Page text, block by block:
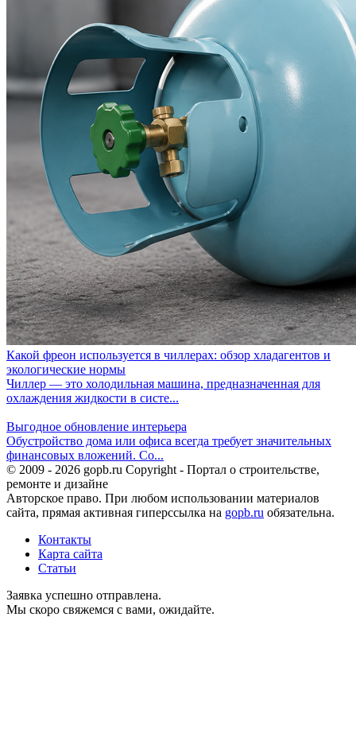
Какой фреон используется в чиллерах: обзор хладагентов и
экологические нормы
Чиллер — это холодильная машина, предназначенная для
охлаждения жидкости в систе...
Выгодное обновление интерьера
Обустройство дома или офиса всегда требует значительных
финансовых вложений. Со...
© 2009 - 2026 gopb.ru Copyright - Портал о строительстве,
ремонте и дизайне
Авторское право. При любом использовании материалов
сайта, прямая активная гиперссылка на gopb.ru обязательна.
Контакты
Карта сайта
Статьи
Заявка успешно отправлена.
Мы скоро свяжемся с вами, ожидайте.